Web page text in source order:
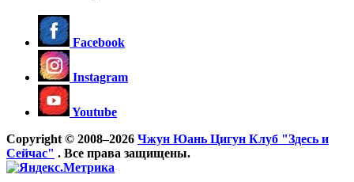
Facebook
Instagram
Youtube
Copyright © 2008–2026 Чжун Юань Цигун Клуб "Здесь и
Сейчас" . Все права защищены.